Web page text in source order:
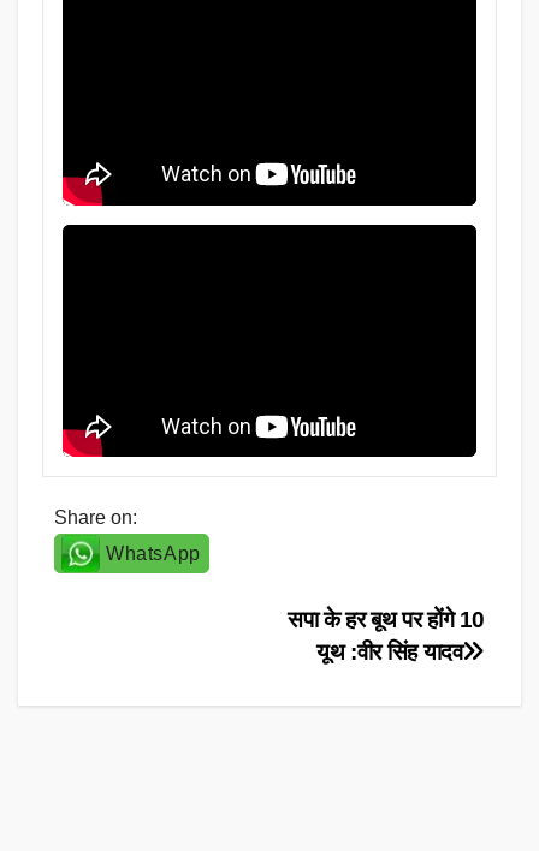
Share on:
WhatsApp
सपा के हर बूथ पर होंगे 10
यूथ :वीर सिंह यादव